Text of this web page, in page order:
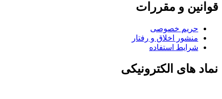
قوانین و مقررات
حریم خصوصی
منشور اخلاق و رفتار
شرایط استفاده
نماد های الکترونیکی